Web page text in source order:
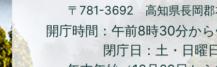
ま
ち
本
山
〒781-3692 高知県長岡郡
開庁時間：午前8時30分か
閉庁日：土・日曜